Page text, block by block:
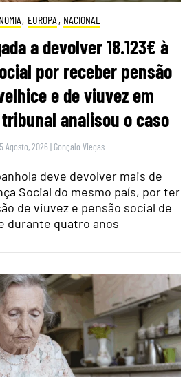
, EUROPA , NACIONAL
a devolver 18.123€ à
por receber pensão
e de viuvez em
analisou o caso
Agosto, 2026 | Gonçalo Viegas
deve devolver mais de
Social do mesmo país, por ter
de viuvez e pensão social de
durante quatro anos